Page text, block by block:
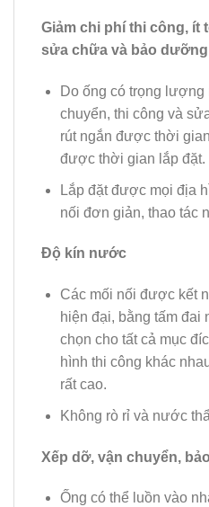
Giảm chi phí thi công, ít
sửa chữa và bảo
Do ống có trọng lượng
chuyển, thi công và
rút ngắn được thời
được thời gian lắp đặt.
Lắp đặt được mọi địa
nối đơn giản, thao tác
Độ kín nước
Các mối nối được kết
hiện đại, bằng tấm
chọn cho tất cả mục
hình thi công khác
rất cao.
Không rò rỉ và nước
Xếp dỡ, vận chuyển,
Ống có thể luồn vào